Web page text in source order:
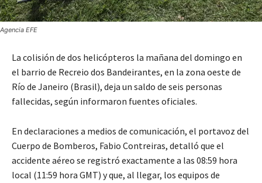
Agencia EFE
La colisión de dos helicópteros la mañana del domingo en
el barrio de Recreio dos Bandeirantes, en la zona oeste de
Río de Janeiro (Brasil), deja un saldo de seis personas
fallecidas, según informaron fuentes oficiales.
En declaraciones a medios de comunicación, el portavoz del
Cuerpo de Bomberos, Fabio Contreiras, detalló que el
accidente aéreo se registró exactamente a las 08:59 hora
local (11:59 hora GMT) y que, al llegar, los equipos de